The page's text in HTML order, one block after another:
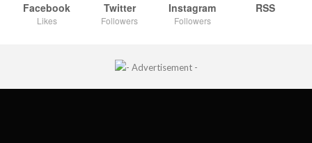
Facebook
Likes
Twitter
Followers
Instagram
Followers
RSS